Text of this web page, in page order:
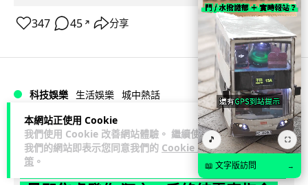
本網站正使用 Cookie
我們使用 Cookie 改善網站體驗。 繼續使用
我們的網站即表示您同意我們的 Cookie 政
策 。
347 45 ↗ 分享
科技娛樂 生活娛樂 城中熱話
Vin 1 日
特朗普嘲電動車主有里程病 剩 75% 電
🎵 ⛶
📖 文字版訪問 →